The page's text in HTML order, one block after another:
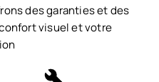
des garanties et des
visuel et votre